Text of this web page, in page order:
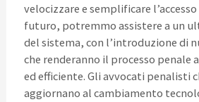
velocizzare e semplificare
futuro, potremmo assistere a un
del sistema, con l’introduzione di
che renderanno il processo penale
ed efficiente. Gli avvocati penalisti
aggiornano al cambiamento